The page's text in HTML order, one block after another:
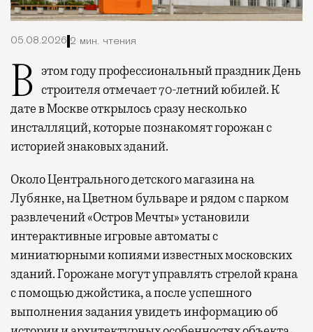
05.08.2026 2 мин. чтения
В этом году профессиональный праздник День строителя отмечает 70-летний юбилей. К
дате в Москве открылось сразу несколько
инсталляций, которые познакомят горожан с
историей знаковых зданий.
Около Центрального детского магазина на
Лубянке, на Цветном бульваре и рядом с парком
развлечений «Остров Мечты» установили
интерактивные игровые автоматы с
миниатюрными копиями известных московских
зданий. Горожане могут управлять стрелой крана
с помощью джойстика, а после успешного
выполнения задания увидеть информацию об